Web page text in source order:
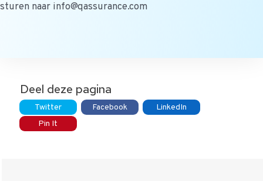
sturen naar info@qassurance.com
Deel deze pagina
Twitter Facebook
LinkedIn
Pin It